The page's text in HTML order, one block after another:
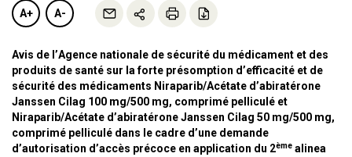
A+ A-
Avis de l’Agence nationale de sécurité du médicament et des
produits de santé sur la forte présomption d’efficacité et de
sécurité des médicaments Niraparib/Acétate d’abiratérone
Janssen Cilag 100 mg/500 mg, comprimé pelliculé et
Niraparib/Acétate d’abiratérone Janssen Cilag 50 mg/500 mg,
comprimé pelliculé dans le cadre d’une demande
d’autorisation d’accès précoce en application du 2ème alinea